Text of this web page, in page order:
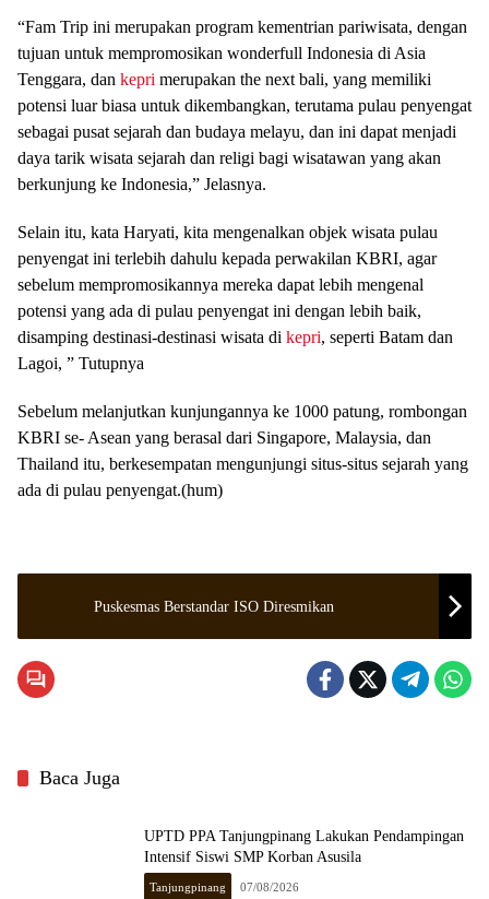
“Fam Trip ini merupakan program kementrian pariwisata, dengan
tujuan untuk mempromosikan wonderfull Indonesia di Asia
Tenggara, dan kepri merupakan the next bali, yang memiliki
potensi luar biasa untuk dikembangkan, terutama pulau penyengat
sebagai pusat sejarah dan budaya melayu, dan ini dapat menjadi
daya tarik wisata sejarah dan religi bagi wisatawan yang akan
berkunjung ke Indonesia,” Jelasnya.
Selain itu, kata Haryati, kita mengenalkan objek wisata pulau
penyengat ini terlebih dahulu kepada perwakilan KBRI, agar
sebelum mempromosikannya mereka dapat lebih mengenal
potensi yang ada di pulau penyengat ini dengan lebih baik,
disamping destinasi-destinasi wisata di kepri, seperti Batam dan
Lagoi, ” Tutupnya
Sebelum melanjutkan kunjungannya ke 1000 patung, rombongan
KBRI se- Asean yang berasal dari Singapore, Malaysia, dan
Thailand itu, berkesempatan mengunjungi situs-situs sejarah yang
ada di pulau penyengat.(hum)
Puskesmas Berstandar ISO Diresmikan
Baca Juga
UPTD PPA Tanjungpinang Lakukan Pendampingan
Intensif Siswi SMP Korban Asusila
Tanjungpinang 07/08/2026